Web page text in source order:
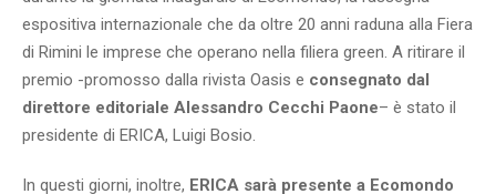
espositiva internazionale che da oltre 20 anni raduna alla Fiera
di Rimini le imprese che operano nella filiera green. A ritirare il
premio -promosso dalla rivista Oasis e consegnato dal
direttore editoriale Alessandro Cecchi Paone– è stato il
presidente di ERICA, Luigi Bosio.
In questi giorni, inoltre, ERICA sarà presente a Ecomondo